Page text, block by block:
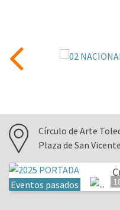
Círculo de Arte
Plaza de San
Eventos pasados